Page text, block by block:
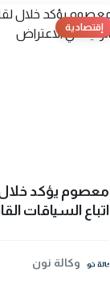
إقتصادية
معصوم يؤكد خلال
اتباع السياقات
وكالة نون